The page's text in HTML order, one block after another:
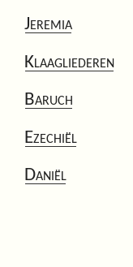
Jeremia
Klaagliederen
Baruch
Ezechiël
Daniël